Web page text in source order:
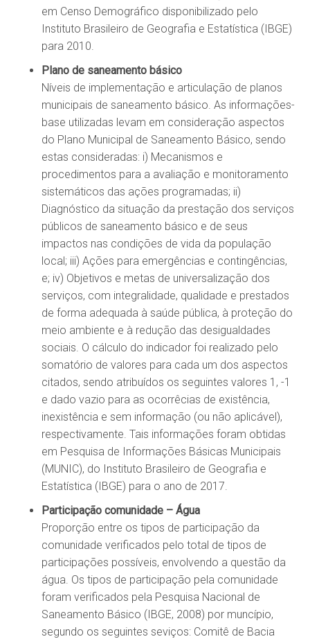
em Censo Demográfico disponibilizado pelo
Instituto Brasileiro de Geografia e Estatística (IBGE)
para 2010.
Plano de saneamento básico
Níveis de implementação e articulação de planos
municipais de saneamento básico. As informações-
base utilizadas levam em consideração aspectos
do Plano Municipal de Saneamento Básico, sendo
estas consideradas: i) Mecanismos e
procedimentos para a avaliação e monitoramento
sistemáticos das ações programadas; ii)
Diagnóstico da situação da prestação dos serviços
públicos de saneamento básico e de seus
impactos nas condições de vida da população
local; iii) Ações para emergências e contingências,
e; iv) Objetivos e metas de universalização dos
serviços, com integralidade, qualidade e prestados
de forma adequada à saúde pública, à proteção do
meio ambiente e à redução das desigualdades
sociais. O cálculo do indicador foi realizado pelo
somatório de valores para cada um dos aspectos
citados, sendo atribuídos os seguintes valores 1, -1
e dado vazio para as ocorrêcias de existência,
inexistência e sem informação (ou não aplicável),
respectivamente. Tais informações foram obtidas
em Pesquisa de Informações Básicas Municipais
(MUNIC), do Instituto Brasileiro de Geografia e
Estatística (IBGE) para o ano de 2017.
Participação comunidade – Água
Proporção entre os tipos de participação da
comunidade verificados pelo total de tipos de
participações possíveis, envolvendo a questão da
água. Os tipos de participação pela comunidade
foram verificados pela Pesquisa Nacional de
Saneamento Básico (IBGE, 2008) por muncípio,
segundo os seguintes seviços: Comitê de Bacia